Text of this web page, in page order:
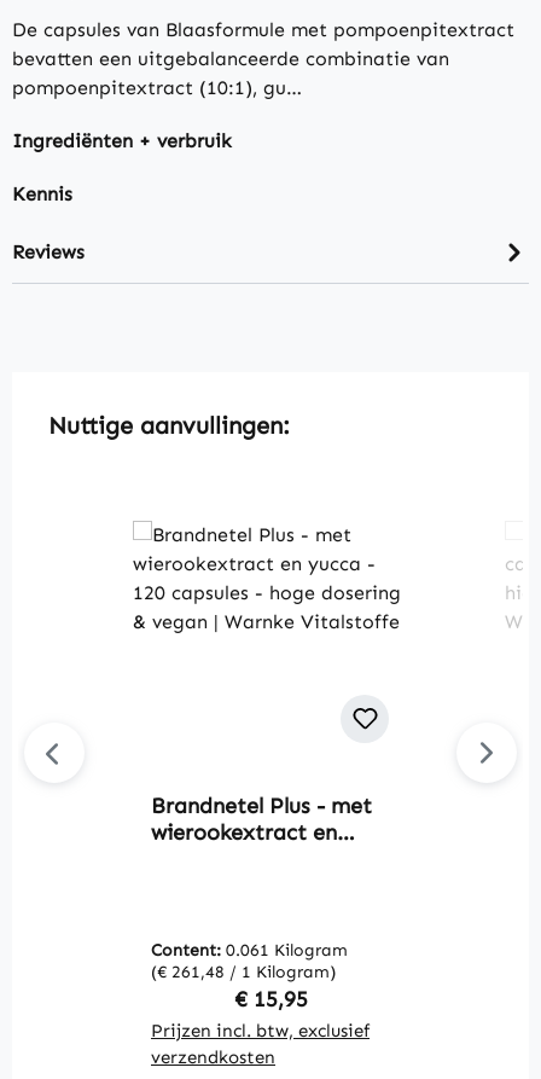
De capsules van Blaasformule met pompoenpitextract
bevatten een uitgebalanceerde combinatie van
pompoenpitextract (10:1), gu…
Ingrediënten + verbruik
Kennis
Reviews
Skip product gallery
Nuttige aanvullingen:
Brandnetel Plus - met
wierookextract en
Content: 0.061 Kilogram
(€ 261,48 / 1 Kilogram)
Regular price:
€ 15,95
Prijzen incl. btw, exclusief
verzendkosten